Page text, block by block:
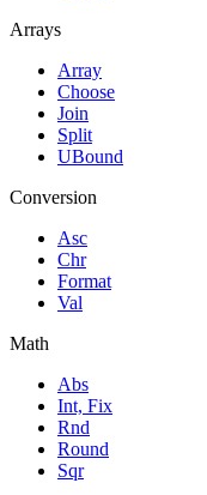
Arrays
Array
Choose
Join
Split
UBound
Conversion
Asc
Chr
Format
Val
Math
Abs
Int, Fix
Rnd
Round
Sqr